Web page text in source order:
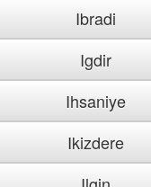
Ibradi
Igdir
Ihsaniye
Ikizdere